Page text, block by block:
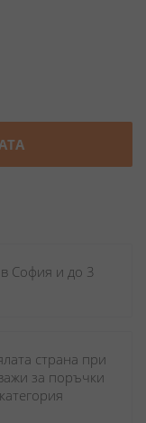
София и до 3
страна при
за поръчки